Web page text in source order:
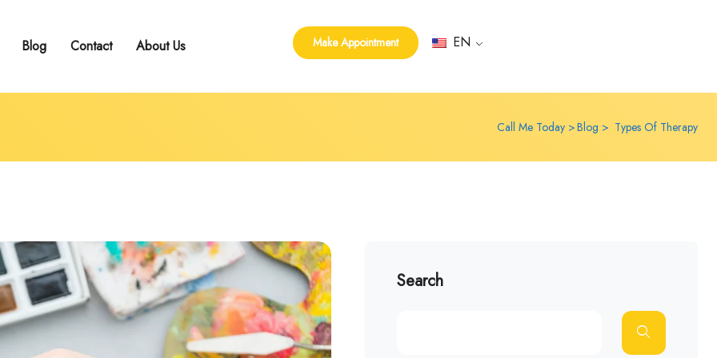
Blog Contact About Us Make Appointment EN
Call Me Today Blog Types Of Therapy
Search